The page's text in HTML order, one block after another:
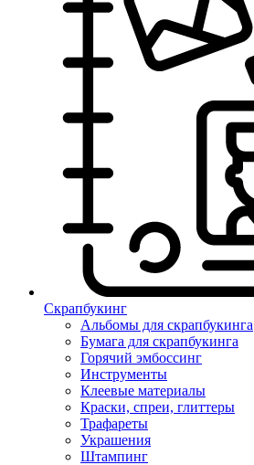
Скрапбукинг
Альбомы для скрапбукинга
Бумага для скрапбукинга
Горячий эмбоссинг
Инструменты
Клеевые материалы
Краски, спреи, глиттеры
Трафареты
Украшения
Штампинг